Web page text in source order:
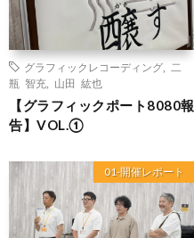
グラフィックレコーディング
二
瓶 智充
山田 紘也
【グラフィックポート8080報
告】VOL.①
01-開催レポート